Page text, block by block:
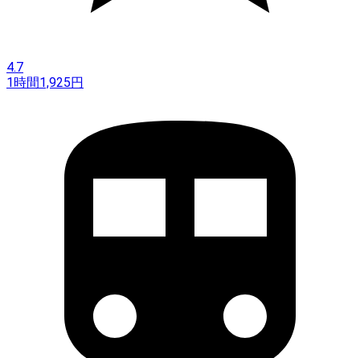
4.7
1時間1,925円